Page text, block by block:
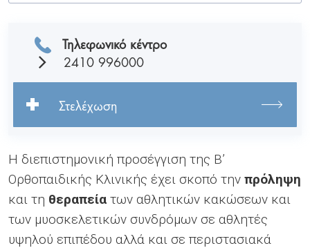
Τηλεφωνικό κέντρο
2410 996000
Στελέχωση
Η διεπιστημονική προσέγγιση της Β’
Ορθοπαιδικής Κλινικής έχει σκοπό την πρόληψη
και τη θεραπεία των αθλητικών κακώσεων και
των μυοσκελετικών συνδρόμων σε αθλητές
υψηλού επιπέδου αλλά και σε περιστασιακά